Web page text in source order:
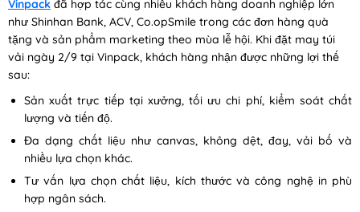
Vinpack đã hợp tác cùng nhiều khách hàng doanh nghiệp lớn
như Shinhan Bank, ACV, Co.opSmile trong các đơn hàng quà
tặng và sản phẩm marketing theo mùa lễ hội. Khi đặt may túi
vải ngày 2/9 tại Vinpack, khách hàng nhận được những lợi thế
sau:
Sản xuất trực tiếp tại xưởng, tối ưu chi phí, kiểm soát chất
lượng và tiến độ.
Đa dạng chất liệu như canvas, không dệt, đay, vải bố và
nhiều lựa chọn khác.
Tư vấn lựa chọn chất liệu, kích thước và công nghệ in phù
hợp ngân sách.